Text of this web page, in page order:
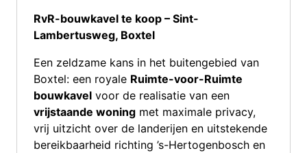
RvR-bouwkavel te koop – Sint-
Lambertusweg, Boxtel
Een zeldzame kans in het buitengebied van
Boxtel: een royale Ruimte-voor-Ruimte
bouwkavel voor de realisatie van een
vrijstaande woning met maximale privacy,
vrij uitzicht over de landerijen en uitstekende
bereikbaarheid richting ’s-Hertogenbosch en